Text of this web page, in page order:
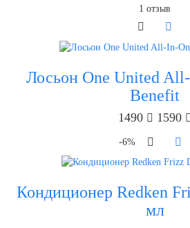
1 отзыв
Лосьон One United
Benefit
1490 1590
-6%
Кондиционер Redken
мл